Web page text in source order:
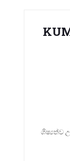
ශිෂ්‍යත්ව